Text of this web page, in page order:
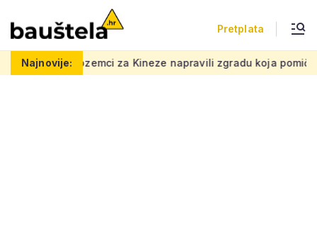
Pretplata
Najnovije:
za Kineze napravili zgradu koja pomiče granice, boje i